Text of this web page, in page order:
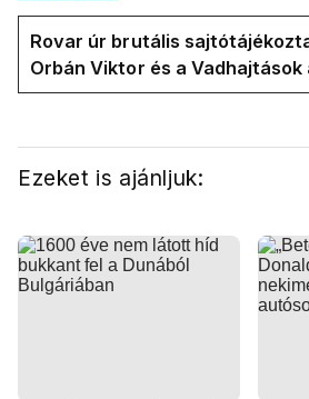
Rovar úr brutális
Orbán Viktor és a Vadhajtások
felelős a kialakult helyzetért
Ezeket is ajánljuk: